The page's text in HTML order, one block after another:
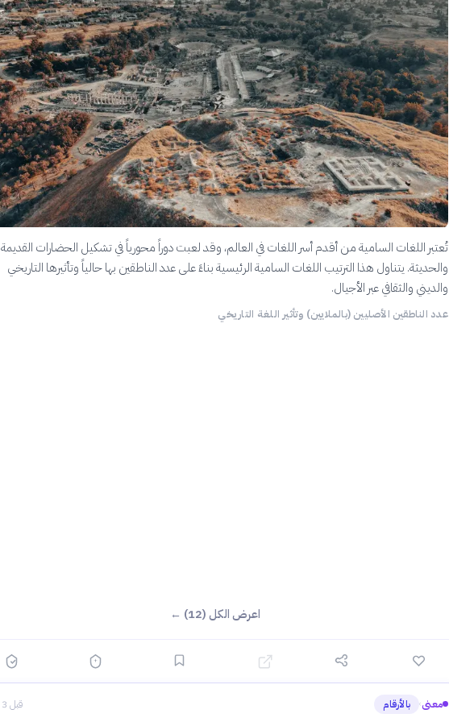
تُعتبر اللغات السامية من أقدم أسر اللغات في العالم، وقد لعبت دوراً محورياً في تشكيل الحضارات القديمة
والحديثة. يتناول هذا الترتيب اللغات السامية الرئيسية بناءً على عدد الناطقين بها حالياً وتأثيرها التاريخي
والديني والثقافي عبر الأجيال.
عدد الناطقين الأصليين (بالملايين) وتأثير اللغة التاريخي
اعرض الكل (12) ←
معنى› بالأرقام قبل 3 أشهر